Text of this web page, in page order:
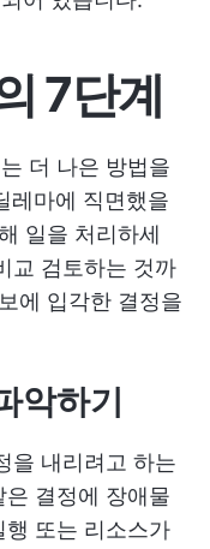
7단계
더 나은 방법을
레마에 직면했을
일을 처리하세
교 검토하는 것까
에 입각한 결정을
악하기
을 내리려고 하는
결정에 장애물
행 또는 리소스가